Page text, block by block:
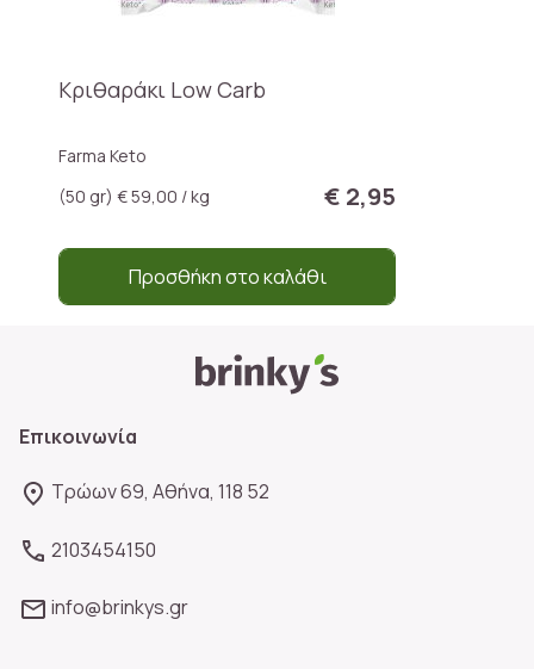
Κριθαράκι Low Carb
Farma Keto
(50 gr) € 59,00 / kg
€ 2,95
Προσθήκη στο καλάθι
Επικοινωνία
Τρώων 69, Αθήνα, 118 52
2103454150
info@brinkys.gr